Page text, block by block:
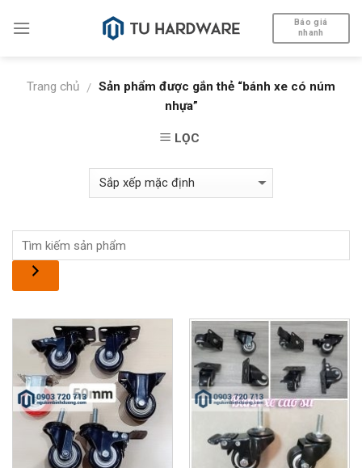
Báo giá
nhanh
Trang chủ / Sản phẩm được gắn thẻ “bánh xe có núm
nhựa”
LỌC